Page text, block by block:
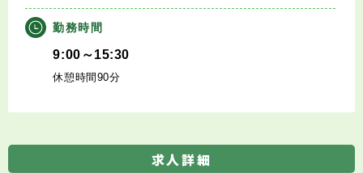
勤務時間
9:00～15:30
休憩時間90分
求人詳細